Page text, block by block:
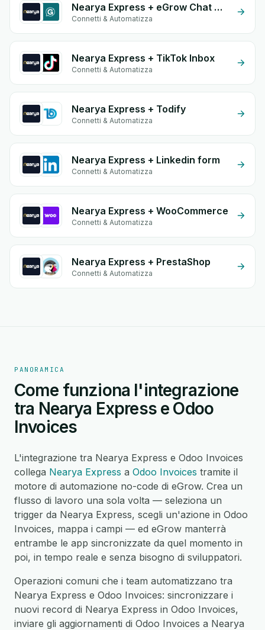
Nearya Express + eGrow Chat Widget
Connetti & Automatizza
Nearya Express + TikTok Inbox
Connetti & Automatizza
Nearya Express + Todify
Connetti & Automatizza
Nearya Express + Linkedin form
Connetti & Automatizza
Nearya Express + WooCommerce
Connetti & Automatizza
Nearya Express + PrestaShop
Connetti & Automatizza
PANORAMICA
Come funziona l'integrazione
tra Nearya Express e Odoo
Invoices
L'integrazione tra Nearya Express e Odoo Invoices
collega Nearya Express a Odoo Invoices tramite il
motore di automazione no-code di eGrow. Crea un
flusso di lavoro una sola volta — seleziona un
trigger da Nearya Express, scegli un'azione in Odoo
Invoices, mappa i campi — ed eGrow manterrà
entrambe le app sincronizzate da quel momento in
poi, in tempo reale e senza bisogno di sviluppatori.
Operazioni comuni che i team automatizzano tra
Nearya Express e Odoo Invoices: sincronizzare i
nuovi record di Nearya Express in Odoo Invoices,
inviare gli aggiornamenti di Odoo Invoices a Nearya